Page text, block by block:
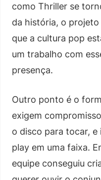
como Thriller se
da história, o
que a cultura pop
um trabalho com
presença.
Outro ponto é o
exigem
o disco para tocar, e
play em uma faixa.
equipe conseguiu